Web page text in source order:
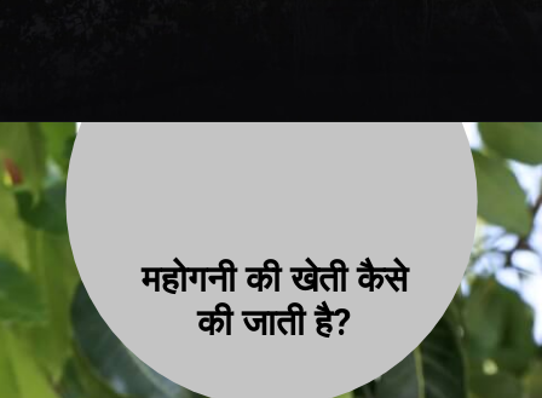
महोगनी की खेती कैसे
की जाती है?